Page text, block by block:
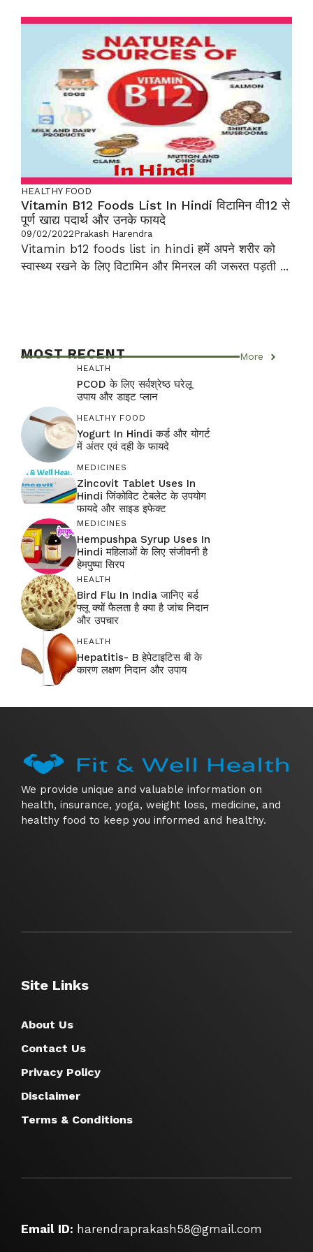
HEALTHY FOOD
Vitamin B12 Foods List In Hindi विटामिन वी12 से
पूर्ण खाद्य पदार्थ और उनके फायदे
09/02/2022Prakash Harendra
Vitamin b12 foods list in hindi हमें अपने शरीर को
स्वास्थ्य रखने के लिए विटामिन और मिनरल की जरूरत पड़ती ...
MOST RECENT More
HEALTH
PCOD के लिए सर्वश्रेष्ठ घरेलू
उपाय और डाइट प्लान
HEALTHY FOOD
Yogurt In Hindi कर्ड और योगर्ट
में अंतर एवं दही के फायदे
MEDICINES
Zincovit Tablet Uses In
Hindi जिंकोविट टेबलेट के उपयोग
फायदे और साइड इफेक्ट
MEDICINES
Hempushpa Syrup Uses In
Hindi महिलाओं के लिए संजीवनी है
हेमपुष्पा सिरप
HEALTH
Bird Flu In India जानिए बर्ड
फ्लू क्यों फैलता है क्या है जांच निदान
और उपचार
HEALTH
Hepatitis- B हेपेटाइटिस बी के
कारण लक्षण निदान और उपाय
We provide unique and valuable information on
health, insurance, yoga, weight loss, medicine, and
healthy food to keep you informed and healthy.
Site Links
About Us
Contact Us
Privacy Policy
Disclaimer
Terms & Conditions
Email ID: harendraprakash58@gmail.com